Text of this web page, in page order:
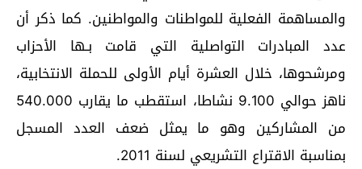
والمساهمة الفعلية للمواطنات والمواطنين. كما ذكر أن
عدد المبادرات التواصلية التي قامت بـها الأحزاب
ومرشحوها، خلال العشرة أيام الأولى للحملة الانتخابية،
ناهز حوالي 9.100 نشاطا، استقطب ما يقارب 540.000
من المشاركين وهو ما يمثل ضعف العدد المسجل
بمناسبة الاقتراع التشريعي لسنة 2011.